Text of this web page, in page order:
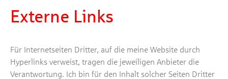
Externe Links
Für Internetseiten Dritter, auf die meine Website durch
Hyperlinks verweist, tragen die jeweiligen Anbieter die
Verantwortung. Ich bin für den Inhalt solcher Seiten Dritter